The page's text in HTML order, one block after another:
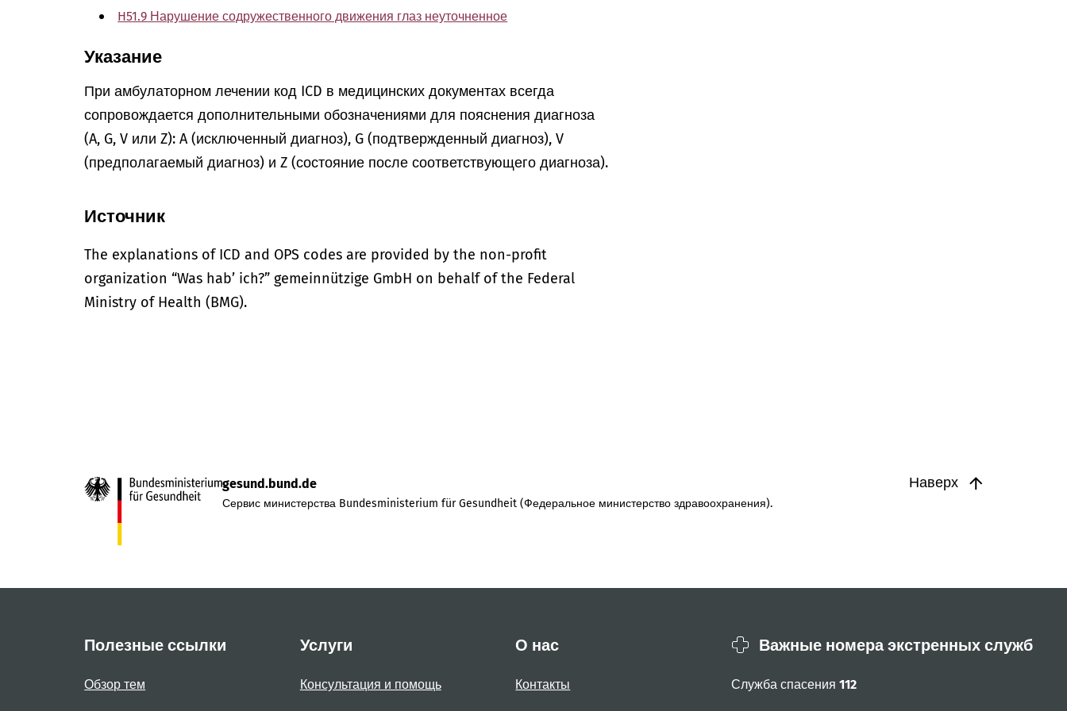
H51.9 Нарушение содружественного движения глаз неуточненное
Указание
При амбулаторном лечении код ICD в медицинских документах всегда
сопровождается дополнительными обозначениями для пояснения диагноза
(A, G, V или Z): A (исключенный диагноз), G (подтвержденный диагноз), V
(предполагаемый диагноз) и Z (состояние после соответствующего диагноза).
Источник
The explanations of ICD and OPS codes are provided by the non-profit
organization “Was hab’ ich?” gemeinnützige GmbH on behalf of the Federal
Ministry of Health (BMG).
Наверх
gesund.bund.de
Сервис министерства Bundesministerium für Gesundheit (Федеральное министерство здравоохранения).
Полезные ссылки
Обзор тем
Услуги
Консультация и помощь
О нас
Контакты
Важные номера экстренных служб
Служба спасения 112